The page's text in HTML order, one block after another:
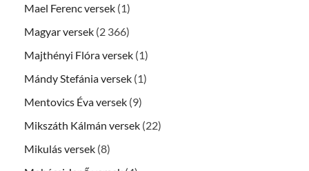
Mael Ferenc versek (1)
Magyar versek (2 366)
Majthényi Flóra versek (1)
Mándy Stefánia versek (1)
Mentovics Éva versek (9)
Mikszáth Kálmán versek (22)
Mikulás versek (8)